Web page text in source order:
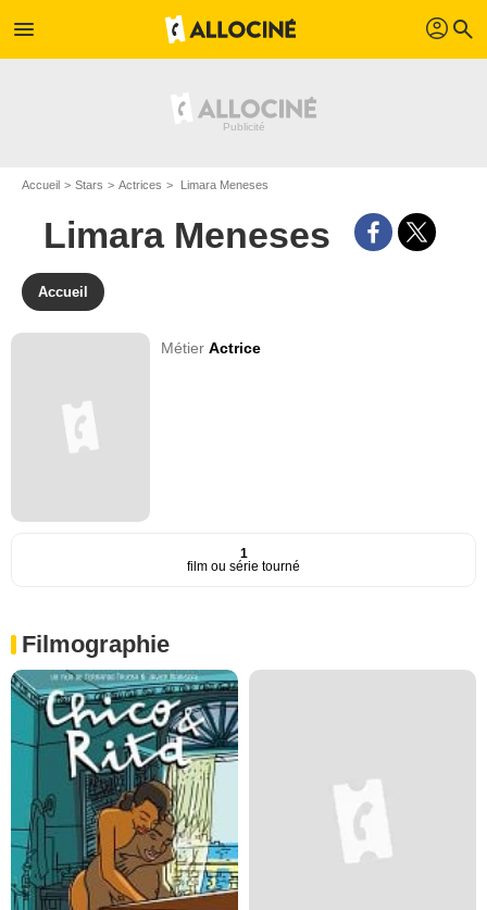
menu profil search
Accueil Stars Actrices Limara Meneses
Limara Meneses
Accueil
MétierActrice
1
film ou série tourné
Filmographie